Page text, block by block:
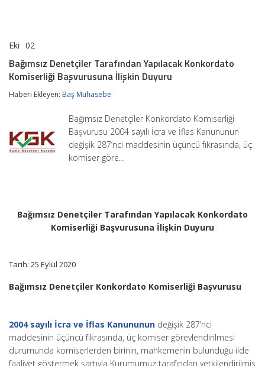
Eki 02
Tarafından
Yapılacak
Konkordato
Komiserliği
için
Bağımsız Denetçiler Tarafından Yapılacak Konkordato
Komiserliği Başvurusuna İlişkin Duyuru
Haberi Ekleyen: Baş Muhasebe
Bağımsız Denetçiler Konkordato Komiserliği
Başvurusu 2004 sayılı İcra ve İflas Kanununun
değişik 287’nci maddesinin üçüncü fıkrasında, üç
komiser göre…
Bağımsız Denetçiler Tarafından Yapılacak Konkordato
Komiserliği Başvurusuna İlişkin Duyuru
Tarih: 25 Eylül 2020
Bağımsız Denetçiler Konkordato Komiserliği Başvurusu
2004 sayılı İcra ve İflas Kanununun değişik 287’nci
maddesinin üçüncü fıkrasında, üç komiser görevlendirilmesi
durumunda komiserlerden birinin, mahkemenin bulunduğu ilde
faaliyet göstermek şartıyla Kurumumuz tarafından yetkilendirilmiş